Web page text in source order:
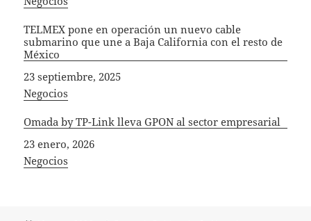
TELMEX pone en operación un nuevo cable
submarino que une a Baja California con el resto de
México
Fecha
23 septiembre, 2025
In relation to
Negocios
Omada by TP-Link lleva GPON al sector empresarial
Fecha
23 enero, 2026
In relation to
Negocios